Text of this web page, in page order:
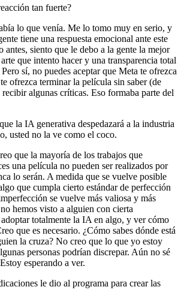
tan fuerte?
lo que venía. Me lo tomo muy en serio, y
tiene una respuesta emocional ante este
antes, siento que le debo a la gente la mejor
que intento hacer y una transparencia total
sí, no puedes aceptar que Meta te ofrezca
ofrezca terminar la película sin saber (de
recibir algunas críticas. Eso formaba parte del
la IA generativa despedazará a la industria
usted no la ve como el coco.
que la mayoría de los trabajos que
una película no pueden ser realizados por
lo serán. A medida que se vuelve posible
que cumpla cierto estándar de perfección
se vuelve más valiosa y más
hemos visto a alguien con cierta
totalmente la IA en algo, y ver cómo
que es necesario. ¿Cómo sabes dónde está
la cruza? No creo que lo que yo estoy
personas podrían discrepar. Aún no sé
esperando a ver.
le dio al programa para crear las